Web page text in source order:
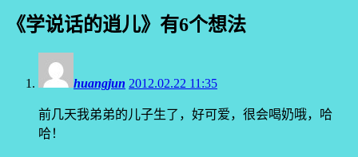
《学说话的逍儿》有6个想法
huangjun 2012.02.22 11:35
前几天我弟弟的儿子生了，好可爱，很会喝奶哦，哈
哈！